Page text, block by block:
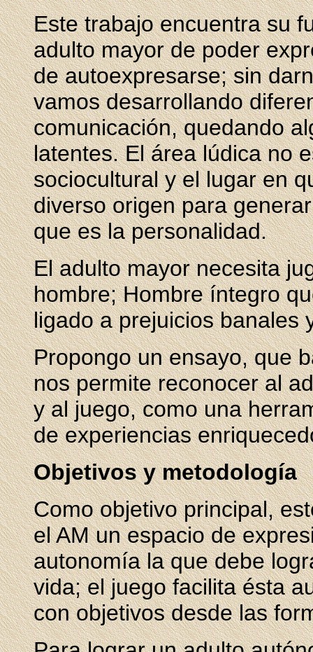
Este trabajo encuentra su
adulto mayor de poder
de autoexpresarse; sin
vamos desarrollando
comunicación, quedando
latentes. El área lúdica no
sociocultural y el lugar en
diverso origen para
que es la personalidad.
El adulto mayor necesita
hombre; Hombre íntegro
ligado a prejuicios banales
Propongo un ensayo, que
nos permite reconocer al
y al juego, como una
de experiencias
Objetivos y metodología
Como objetivo principal,
el AM un espacio de
autonomía la que debe
vida; el juego facilita ésta
con objetivos desde las